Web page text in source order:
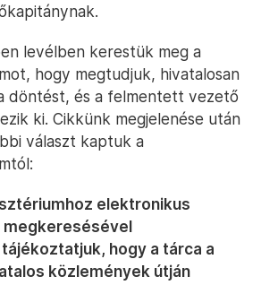
levélben kerestük meg a
hogy megtudjuk, hivatalosan
döntést, és a felmentett vezető
ki. Cikkünk megjelenése után
választ kaptuk a
elektronikus
hogy a tárca a
közlemények útján